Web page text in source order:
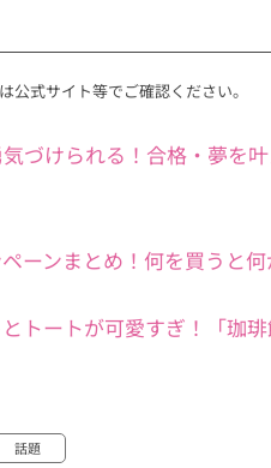
式サイト等でご確認ください。
づけられる！合格・夢を
ーンまとめ！何を買うと
トートが可愛すぎ！「珈
話題